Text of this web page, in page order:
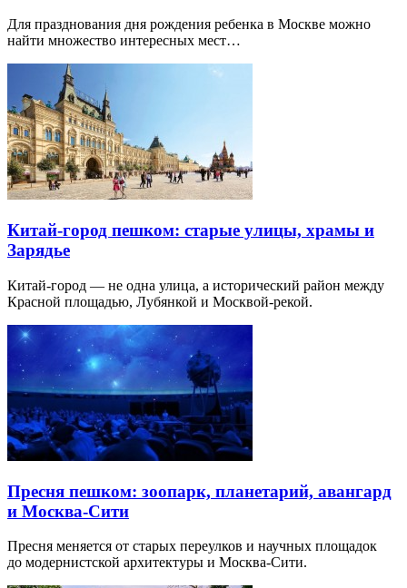
Для празднования дня рождения ребенка в Москве можно
найти множество интересных мест…
Китай-город пешком: старые улицы, храмы и
Зарядье
Китай-город — не одна улица, а исторический район между
Красной площадью, Лубянкой и Москвой-рекой.
Пресня пешком: зоопарк, планетарий, авангард
и Москва-Сити
Пресня меняется от старых переулков и научных площадок
до модернистской архитектуры и Москва-Сити.